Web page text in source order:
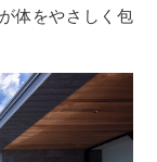
体をやさしく包